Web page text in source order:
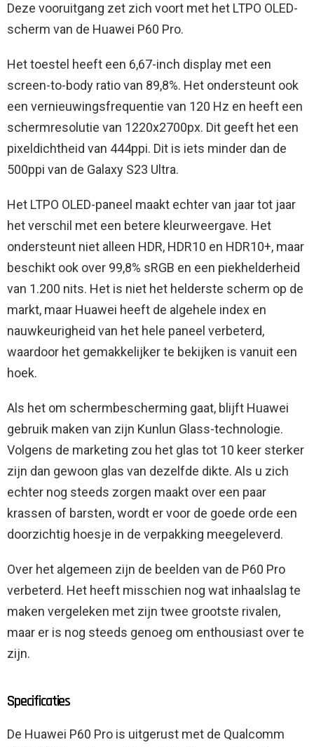
Deze vooruitgang zet zich voort met het LTPO OLED-
scherm van de Huawei P60 Pro.
Het toestel heeft een 6,67-inch display met een
screen-to-body ratio van 89,8%. Het ondersteunt ook
een vernieuwingsfrequentie van 120 Hz en heeft een
schermresolutie van 1220x2700px. Dit geeft het een
pixeldichtheid van 444ppi. Dit is iets minder dan de
500ppi van de Galaxy S23 Ultra.
Het LTPO OLED-paneel maakt echter van jaar tot jaar
het verschil met een betere kleurweergave. Het
ondersteunt niet alleen HDR, HDR10 en HDR10+, maar
beschikt ook over 99,8% sRGB en een piekhelderheid
van 1.200 nits. Het is niet het helderste scherm op de
markt, maar Huawei heeft de algehele index en
nauwkeurigheid van het hele paneel verbeterd,
waardoor het gemakkelijker te bekijken is vanuit een
hoek.
Als het om schermbescherming gaat, blijft Huawei
gebruik maken van zijn Kunlun Glass-technologie.
Volgens de marketing zou het glas tot 10 keer sterker
zijn dan gewoon glas van dezelfde dikte. Als u zich
echter nog steeds zorgen maakt over een paar
krassen of barsten, wordt er voor de goede orde een
doorzichtig hoesje in de verpakking meegeleverd.
Over het algemeen zijn de beelden van de P60 Pro
verbeterd. Het heeft misschien nog wat inhaalslag te
maken vergeleken met zijn twee grootste rivalen,
maar er is nog steeds genoeg om enthousiast over te
zijn.
Specificaties
De Huawei P60 Pro is uitgerust met de Qualcomm